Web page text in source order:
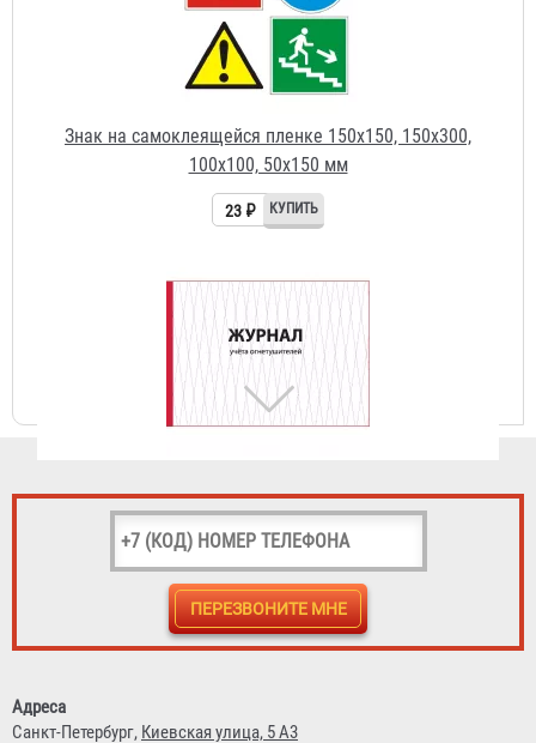
23 ₽
Журнал учета огнетушителей
156 ₽
Огнетушитель ОП-4 АВСЕ Огнеборец / Гарвилон
591 ₽
Адреса
Санкт-Петербург, Киевская улица, 5 А3